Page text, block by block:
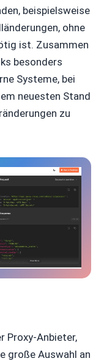
beispielsweise
ohne
ist. Zusammen
besonders
Systeme, bei
neuesten Stand
zu
Proxy-Anbieter,
große Auswahl an